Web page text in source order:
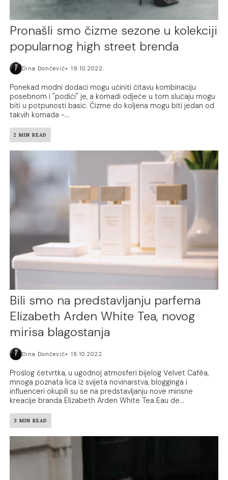
Pronašli smo čizme sezone u kolekciji
popularnog high street brenda
Dina Dončević 19.10.2022.
Ponekad modni dodaci mogu učiniti čitavu kombinaciju
posebnom i "podići" je, a komadi odjeće u tom slučaju mogu
biti u potpunosti basic. Čizme do koljena mogu biti jedan od
takvih komada -...
2 MIN READ
Bili smo na predstavljanju parfema
Elizabeth Arden White Tea, novog
mirisa blagostanja
Dina Dončević 18.10.2022.
Prošlog četvrtka, u ugodnoj atmosferi bijelog Velvet Caféa,
mnoga poznata lica iz svijeta novinarstva, blogginga i
influenceri okupili su se na predstavljanju nove mirisne
kreacije branda Elizabeth Arden White Tea Eau de...
3 MIN READ